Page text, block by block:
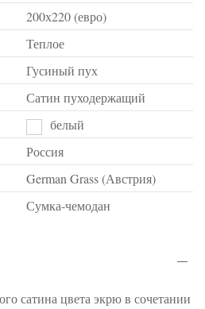
200х220 (евро)
Теплое
Гусиный пух
Сатин пуходержащий
белый
Россия
German Grass (Австрия)
Сумка-чемодан
сатина цвета экрю в сочетании